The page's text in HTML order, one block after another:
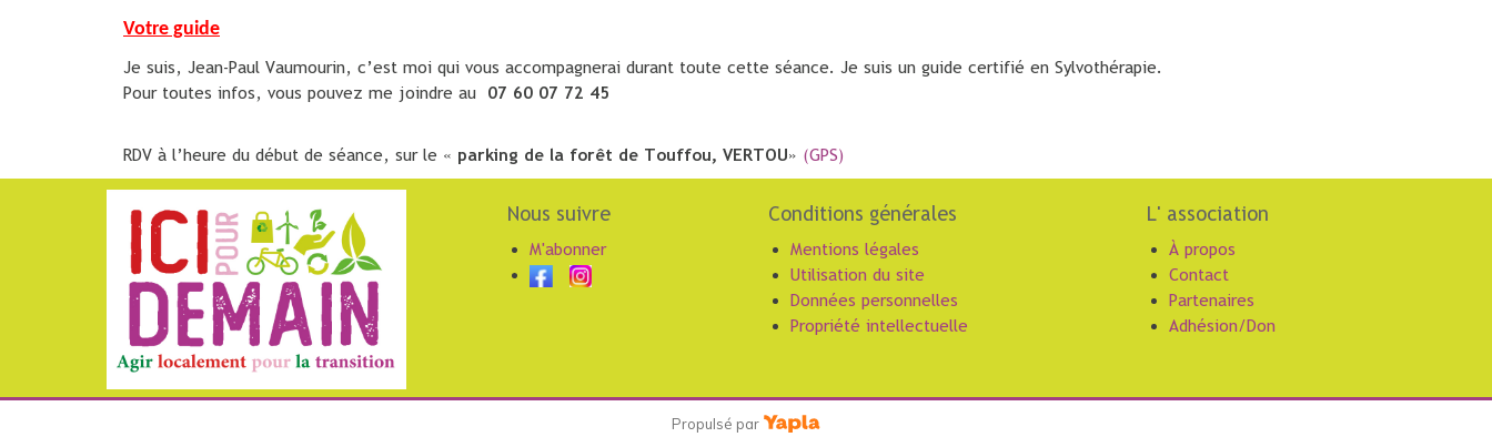
Votre guide
Je suis, Jean-Paul Vaumourin, c’est moi qui vous accompagnerai durant toute cette séance. Je suis un guide certifié en Sylvothérapie.
Pour toutes infos, vous pouvez me joindre au 07 60 07 72 45
RDV à l’heure du début de séance, sur le « parking de la forêt de Touffou, VERTOU» (GPS)
Nous suivre
M'abonner
Conditions générales
Mentions légales
Utilisation du site
Données personnelles
Propriété intellectuelle
L' association
À propos
Contact
Partenaires
Adhésion/Don
Propulsé par